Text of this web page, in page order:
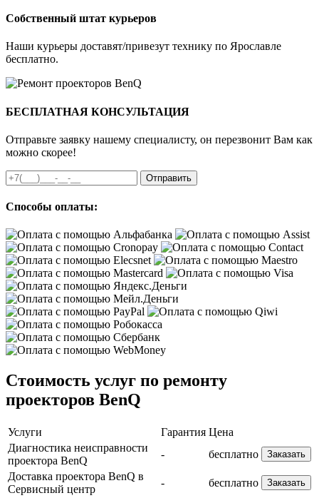
Собственный штат курьеров
Наши курьеры доставят/привезут технику по Ярославле
бесплатно.
БЕСПЛАТНАЯ КОНСУЛЬТАЦИЯ
Отправьте заявку нашему специалисту, он перезвонит Вам как
можно скорее!
Отправить
Способы оплаты:
Стоимость услуг по ремонту
проекторов BenQ
Услуги Гарантия Цена
Диагностика неисправности
проектора BenQ
- бесплатно Заказать
Доставка проектора BenQ в
Сервисный центр
- бесплатно Заказать